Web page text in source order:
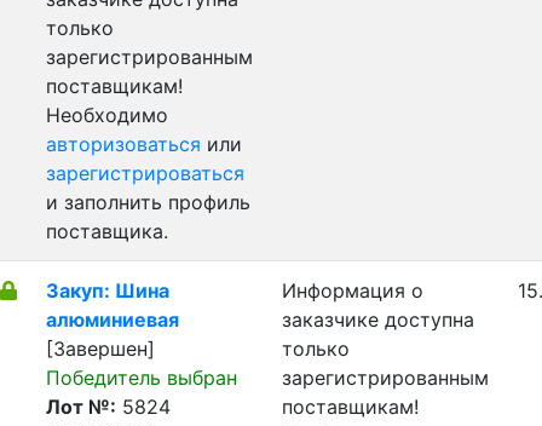
только
зарегистрированным
поставщикам!
Необходимо
авторизоваться или
зарегистрироваться
и заполнить профиль
поставщика.
Закуп: Шина
алюминиевая
[Завершен]
Победитель выбран
Лот №: 5824
Информация о
заказчике доступна
только
зарегистрированным
поставщикам!